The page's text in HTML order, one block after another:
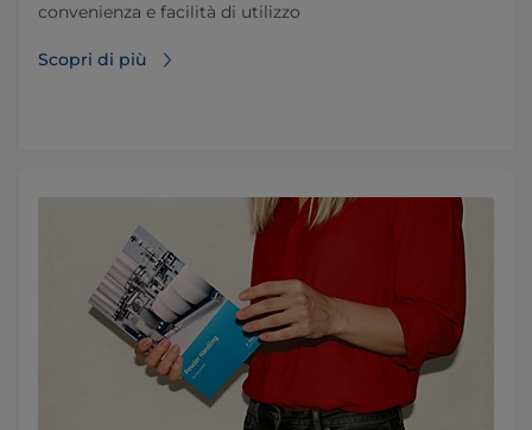
convenienza e facilità di utilizzo
Scopri di più